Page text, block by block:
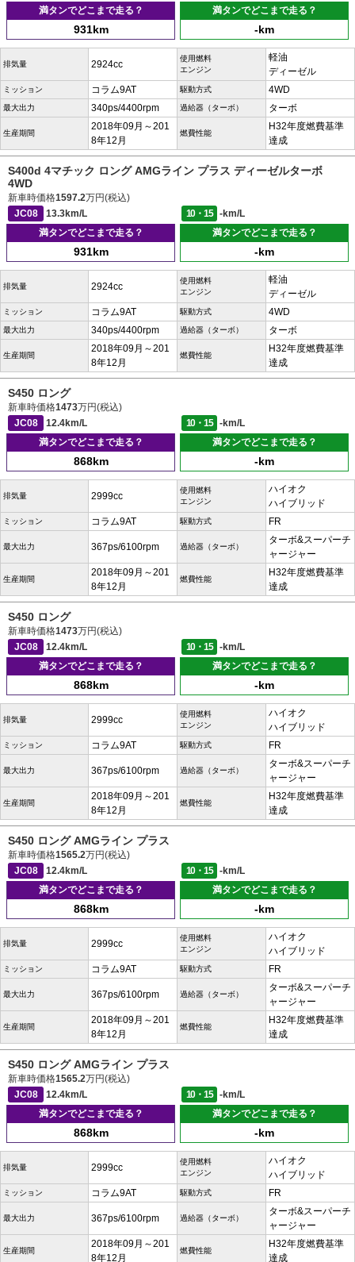
満タンでどこまで走る？
931km
満タンでどこまで走る？
-km
排気量 2924cc
使用燃料
エンジン
軽油
ディーゼル
ミッション コラム9AT 駆動方式 4WD
最大出力 340ps/4400rpm 過給器（ターボ） ターボ
生産期間
2018年09月～201
8年12月
燃費性能
H32年度燃費基準
達成
S400d 4マチック ロング AMGライン プラス ディーゼルターボ
4WD
新車時価格1597.2万円(税込)
JC08
13.3km/L 10・15
-km/L
満タンでどこまで走る？
931km
満タンでどこまで走る？
-km
排気量 2924cc
使用燃料
エンジン
軽油
ディーゼル
ミッション コラム9AT 駆動方式 4WD
最大出力 340ps/4400rpm 過給器（ターボ） ターボ
生産期間
2018年09月～201
8年12月
燃費性能
H32年度燃費基準
達成
S450 ロング
新車時価格1473万円(税込)
JC08
12.4km/L 10・15
-km/L
満タンでどこまで走る？
868km
満タンでどこまで走る？
-km
排気量 2999cc
使用燃料
エンジン
ハイオク
ハイブリッド
ミッション コラム9AT 駆動方式 FR
最大出力 367ps/6100rpm 過給器（ターボ）
ターボ&スーパーチ
ャージャー
生産期間
2018年09月～201
8年12月
燃費性能
H32年度燃費基準
達成
S450 ロング
新車時価格1473万円(税込)
JC08
12.4km/L 10・15
-km/L
満タンでどこまで走る？
868km
満タンでどこまで走る？
-km
排気量 2999cc
使用燃料
エンジン
ハイオク
ハイブリッド
ミッション コラム9AT 駆動方式 FR
最大出力 367ps/6100rpm 過給器（ターボ）
ターボ&スーパーチ
ャージャー
生産期間
2018年09月～201
8年12月
燃費性能
H32年度燃費基準
達成
S450 ロング AMGライン プラス
新車時価格1565.2万円(税込)
JC08
12.4km/L 10・15
-km/L
満タンでどこまで走る？
868km
満タンでどこまで走る？
-km
排気量 2999cc
使用燃料
エンジン
ハイオク
ハイブリッド
ミッション コラム9AT 駆動方式 FR
最大出力 367ps/6100rpm 過給器（ターボ）
ターボ&スーパーチ
ャージャー
生産期間
2018年09月～201
8年12月
燃費性能
H32年度燃費基準
達成
S450 ロング AMGライン プラス
新車時価格1565.2万円(税込)
JC08
12.4km/L 10・15
-km/L
満タンでどこまで走る？
868km
満タンでどこまで走る？
-km
排気量 2999cc
使用燃料
エンジン
ハイオク
ハイブリッド
ミッション コラム9AT 駆動方式 FR
最大出力 367ps/6100rpm 過給器（ターボ）
ターボ&スーパーチ
ャージャー
生産期間
2018年09月～201
8年12月
燃費性能
H32年度燃費基準
達成